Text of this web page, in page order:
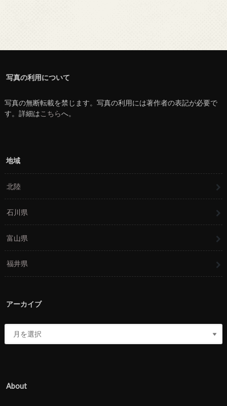
写真の利用について
写真の無断転載を禁じます。写真の利用には著作者の表記が必要で
す。詳細はこちらへ。
地域
北陸
石川県
富山県
福井県
アーカイブ
About